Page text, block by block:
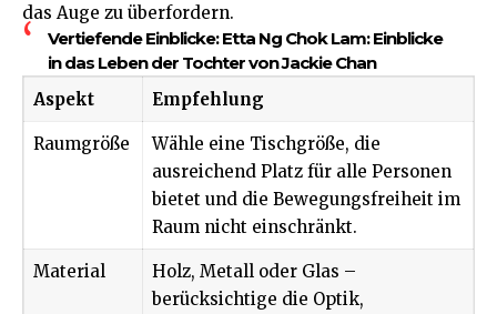
das Auge zu überfordern.
Vertiefende Einblicke:Etta Ng Chok Lam: Einblicke
in das Leben der Tochter von Jackie Chan
Aspekt
Empfehlung
Raumgröße
Wähle eine Tischgröße, die
ausreichend Platz für alle Personen
bietet und die Bewegungsfreiheit im
Raum nicht einschränkt.
Material
Holz, Metall oder Glas –
berücksichtige die Optik,